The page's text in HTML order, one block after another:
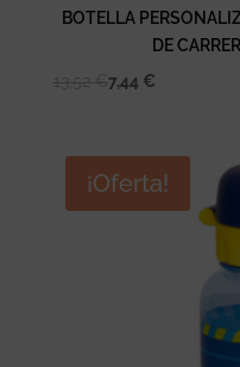
BOTELLA
DE
7,44 €
¡Oferta!